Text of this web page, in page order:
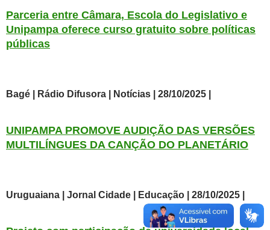
Parceria entre Câmara, Escola do Legislativo e
Unipampa oferece curso gratuito sobre políticas
públicas
Bagé | Rádio Difusora | Notícias | 28/10/2025 |
UNIPAMPA PROMOVE AUDIÇÃO DAS VERSÕES
MULTILÍNGUES DA CANÇÃO DO PLANETÁRIO
Uruguaiana | Jornal Cidade | Educação | 28/10/2025 |